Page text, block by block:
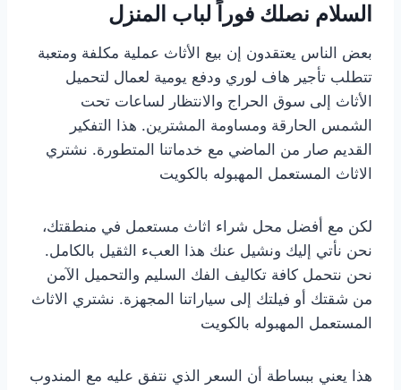
السلام نصلك فوراً لباب المنزل
بعض الناس يعتقدون إن بيع الأثاث عملية مكلفة ومتعبة
تتطلب تأجير هاف لوري ودفع يومية لعمال لتحميل
الأثاث إلى سوق الحراج والانتظار لساعات تحت
الشمس الحارقة ومساومة المشترين. هذا التفكير
القديم صار من الماضي مع خدماتنا المتطورة. نشتري
الاثاث المستعمل المهبوله بالكويت
لكن مع أفضل محل شراء اثاث مستعمل في منطقتك،
نحن نأتي إليك ونشيل عنك هذا العبء الثقيل بالكامل.
نحن نتحمل كافة تكاليف الفك السليم والتحميل الآمن
من شقتك أو فيلتك إلى سياراتنا المجهزة. نشتري الاثاث
المستعمل المهبوله بالكويت
هذا يعني ببساطة أن السعر الذي نتفق عليه مع المندوب